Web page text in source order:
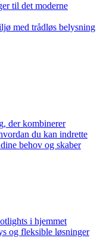
til det moderne
med trådløs belysning
der kombinerer
du kan indrette
behov og skaber
i hjemmet
og fleksible løsninger